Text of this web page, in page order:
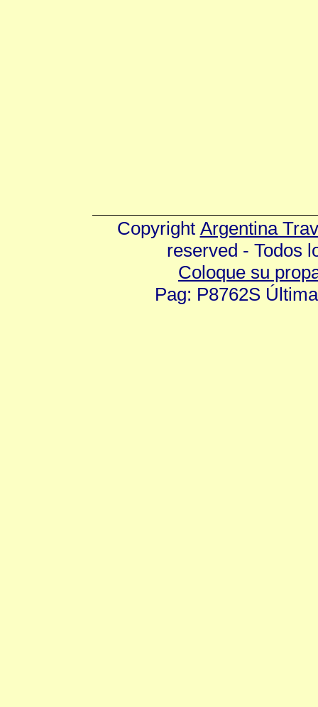
Copyright Argentina
reserved - Todos
Coloque su
Pag: P8762S